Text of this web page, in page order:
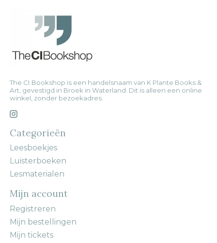
The CI Bookshop is een handelsnaam van K Plante Books &
Art, gevestigd in Broek in Waterland. Dit is alleen een online
winkel, zonder bezoekadres.
Categorieën
Leesboekjes
Luisterboeken
Lesmaterialen
Mijn account
Registreren
Mijn bestellingen
Mijn tickets